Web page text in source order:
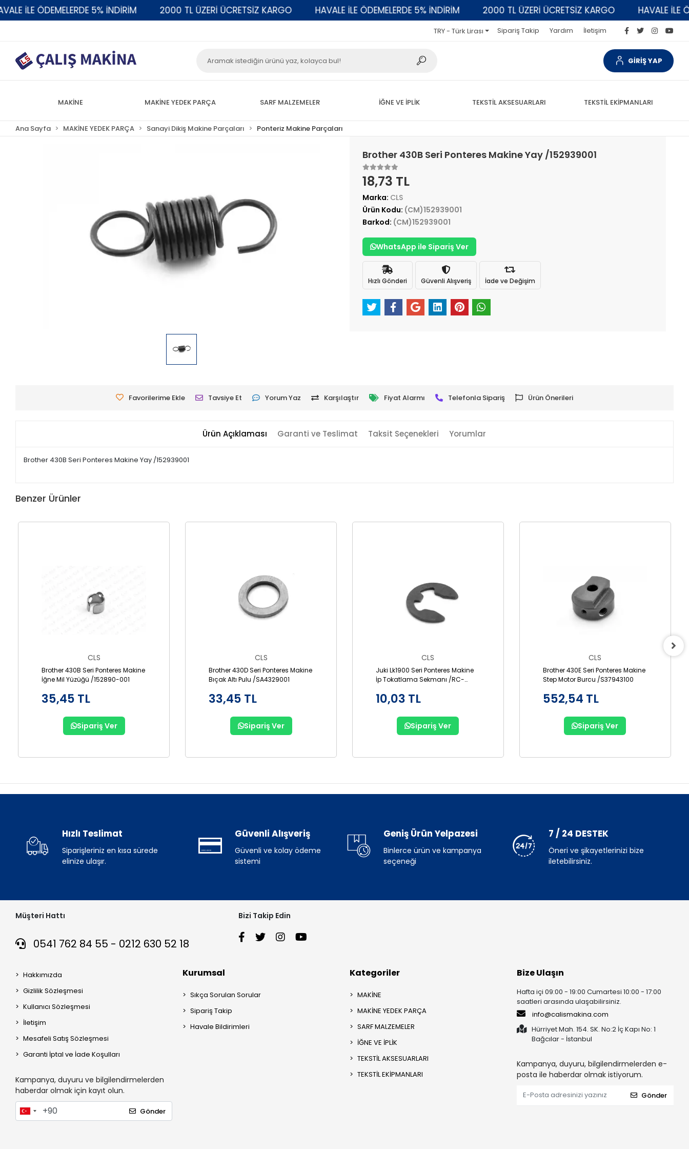
İLE ÖDEMELERDE 5% İNDİRİM 2000 TL ÜZERİ ÜCRETSİZ KARGO HAVALE İLE ÖDEMELERDE 5% İNDİRİM 2000 TL ÜZERİ ÜCRETSİZ KARGO HAVALE İLE
TRY - Türk Lirası Sipariş Takip Yardım İletişim
GİRİŞ YAP
MAKİNE MAKİNE YEDEK PARÇA SARF MALZEMELER İĞNE VE İPLİK TEKSTİL AKSESUARLARI TEKSTİL EKİPMANLARI
Ana Sayfa MAKİNE YEDEK PARÇA Sanayi Dikiş Makine Parçaları Ponteriz Makine Parçaları
Brother 430B Seri Ponteres Makine Yay /152939001
18,73 TL
Marka: CLS
Ürün Kodu: (CM)152939001
Barkod: (CM)152939001
WhatsApp ile Sipariş Ver
Hızlı Gönderi Güvenli Alışveriş İade ve Değişim
Favorilerime Ekle Tavsiye Et Yorum Yaz Karşılaştır Fiyat Alarmı Telefonla Sipariş Ürün Önerileri
Ürün Açıklaması Garanti ve Teslimat Taksit Seçenekleri Yorumlar
Brother 430B Seri Ponteres Makine Yay /152939001
Benzer Ürünler
CLS
Brother 430B Seri Ponteres Makine
İğne Mil Yüzüğü /152890-001
35,45 TL
Sipariş Ver
CLS
Brother 430D Seri Ponteres Makine
Bıçak Altı Pulu /SA4329001
33,45 TL
Sipariş Ver
CLS
Juki Lk1900 Seri Ponteres Makine
İp Tokatlama Sekmanı /RC-
10,03 TL
Sipariş Ver
CLS
Brother 430E Seri Ponteres Makine
Step Motor Burcu /S37943100
552,54 TL
Sipariş Ver
Hızlı Teslimat
Siparişleriniz en kısa sürede
elinize ulaşır.
Güvenli Alışveriş
Güvenli ve kolay ödeme
sistemi
Geniş Ürün Yelpazesi
Binlerce ürün ve kampanya
seçeneği
7 / 24 DESTEK
Öneri ve şikayetlerinizi bize
iletebilirsiniz.
Müşteri Hattı
0541 762 84 55 - 0212 630 52 18
Bizi Takip Edin
Hakkımızda
Gizlilik Sözleşmesi
Kullanıcı Sözleşmesi
İletişim
Mesafeli Satış Sözleşmesi
Garanti İptal ve İade Koşulları
Kampanya, duyuru ve bilgilendirmelerden
haberdar olmak için kayıt olun.
Gönder
Kurumsal
Sıkça Sorulan Sorular
Sipariş Takip
Havale Bildirimleri
Kategoriler
MAKİNE
MAKİNE YEDEK PARÇA
SARF MALZEMELER
İĞNE VE İPLİK
TEKSTİL AKSESUARLARI
TEKSTİL EKİPMANLARI
Bize Ulaşın
Hafta içi 09:00 - 19:00 Cumartesi 10:00 - 17:00
saatleri arasında ulaşabilirsiniz.
info@calismakina.com
Hürriyet Mah. 154. SK. No:2 İç Kapı No: 1
Bağcılar - İstanbul
Kampanya, duyuru, bilgilendirmelerden e-
posta ile haberdar olmak istiyorum.
Gönder